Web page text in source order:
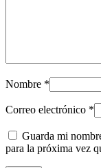
Nombre *
Correo electrónico *
Guarda mi
para la próxima vez